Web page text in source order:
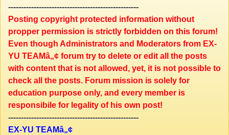
---------------------------------------------------
Posting copyright protected information without
propper permission is strictly forbidden on this forum!
Even though Administrators and Moderators from EX-
YU TEAMâ„¢ forum try to delete or edit all the posts
with content that is not allowed, yet, it is not possible to
check all the posts. Forum mission is solely for
education purpose only, and every member is
responsibile for legality of his own post!
---------------------------------------------------
EX-YU TEAMâ„¢